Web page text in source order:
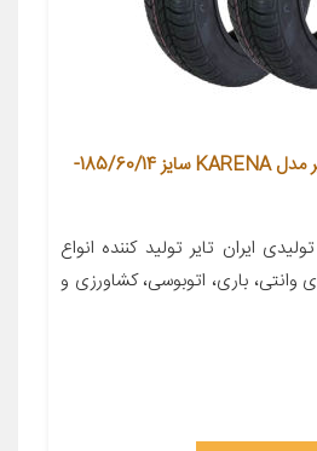
لاستیک خودرو ایران تایر مدل KARENA سایز 185/60/14-
ایران تایر تولید کننده انواع
وانتی، باری، اتوبوسی، كشاورزی و